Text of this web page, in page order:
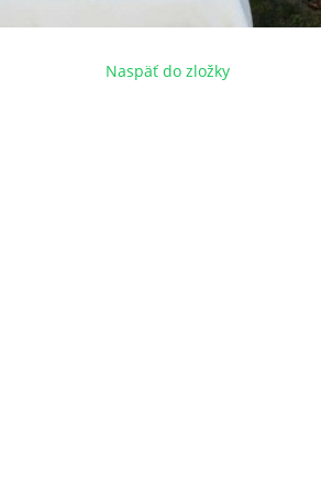
Naspäť do zložky